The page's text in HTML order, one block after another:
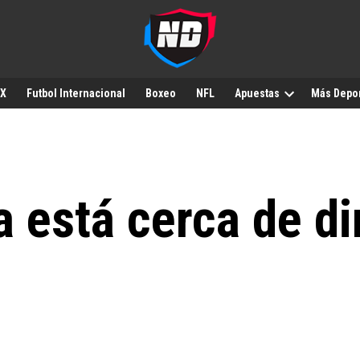
Futbol Internacional Boxeo NFL Apuestas Más
está cerca de